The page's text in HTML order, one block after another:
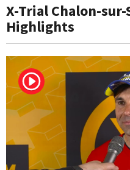
X-Trial Chalon-sur-
Highlights